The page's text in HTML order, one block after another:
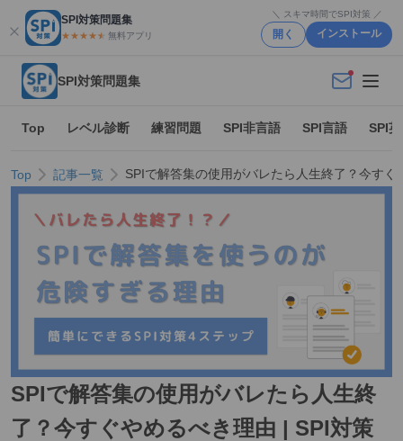
SPI対策問題集
★★★★★★ 無料アプリ
＼ スキマ時間でSPI対策 ／
開く インストール
SPI対策問題集
Top レベル診断 練習問題 SPI非言語 SPI言語 SPI
Top 記事一覧 SPIで解答集の使用がバレたら人生終了？今すぐ
SPIで解答集の使用がバレたら人生終
了？今すぐやめるべき理由 | SPI対策